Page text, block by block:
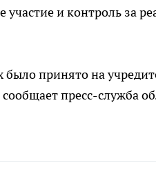
и контроль за
было принято на
пресс-служба